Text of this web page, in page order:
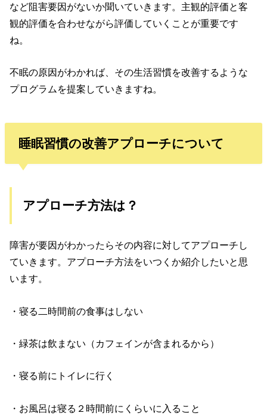
など阻害要因がないか聞いていきます。主観的評価と客
観的評価を合わせながら評価していくことが重要です
ね。
不眠の原因がわかれば、その生活習慣を改善するような
プログラムを提案していきますね。
睡眠習慣の改善アプローチについて
アプローチ方法は？
障害が要因がわかったらその内容に対してアプローチし
ていきます。アプローチ方法をいつくか紹介したいと思
います。
・寝る二時間前の食事はしない
・緑茶は飲まない（カフェインが含まれるから）
・寝る前にトイレに行く
・お風呂は寝る２時間前にくらいに入ること